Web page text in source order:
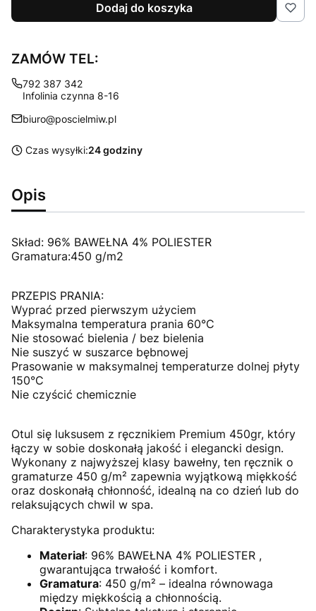
Dodaj do koszyka
ZAMÓW TEL:
792 387 342
Infolinia czynna 8-16
biuro@poscielmiw.pl
Czas wysyłki:24 godziny
Opis
Skład: 96% BAWEŁNA 4% POLIESTER
Gramatura:450 g/m2
PRZEPIS PRANIA:
Wyprać przed pierwszym użyciem
Maksymalna temperatura prania 60°C
Nie stosować bielenia / bez bielenia
Nie suszyć w suszarce bębnowej
Prasowanie w maksymalnej temperaturze dolnej płyty
150°C
Nie czyścić chemicznie
Otul się luksusem z ręcznikiem Premium 450gr, który
łączy w sobie doskonałą jakość i elegancki design.
Wykonany z najwyższej klasy bawełny, ten ręcznik o
gramaturze 450 g/m² zapewnia wyjątkową miękkość
oraz doskonałą chłonność, idealną na co dzień lub do
relaksujących chwil w spa.
Charakterystyka produktu:
Materiał: 96% BAWEŁNA 4% POLIESTER ,
gwarantująca trwałość i komfort.
Gramatura: 450 g/m² – idealna równowaga
między miękkością a chłonnością.